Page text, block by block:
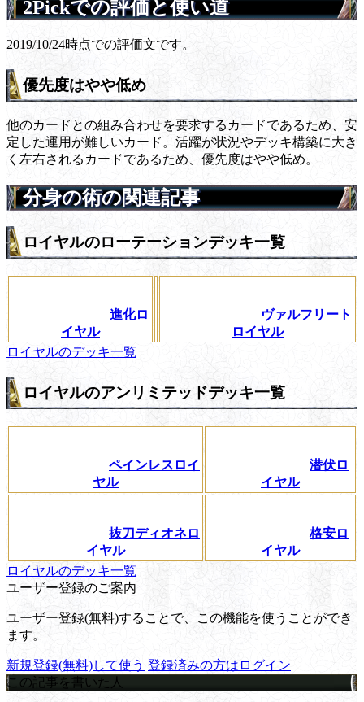
2Pickでの評価と使い道
2019/10/24時点での評価文です。
優先度はやや低め
他のカードとの組み合わせを要求するカードであるため、安
定した運用が難しいカード。活躍が状況やデッキ構築に大き
く左右されるカードであるため、優先度はやや低め。
分身の術の関連記事
ロイヤルのローテーションデッキ一覧
進化ロ
イヤル
ヴァルフリート
ロイヤル
ロイヤルのデッキ一覧
ロイヤルのアンリミテッドデッキ一覧
ペインレスロイ
ヤル
潜伏ロ
イヤル
抜刀ディオネロ
イヤル
格安ロ
イヤル
ロイヤルのデッキ一覧
ユーザー登録のご案内
ユーザー登録(無料)することで、この機能を使うことができ
ます。
新規登録(無料)して使う 登録済みの方はログイン
この記事を書いた人